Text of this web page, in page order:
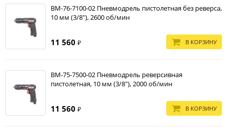
BM-76-7100-02 Пневмодрель пистолетная без реверса,
10 мм (3/8"), 2600 об/мин
11 560 ₽ В КОРЗИНУ
BM-75-7500-02 Пневмодрель реверсивная
пистолетная, 10 мм (3/8"), 2000 об/мин
11 560 ₽ В КОРЗИНУ